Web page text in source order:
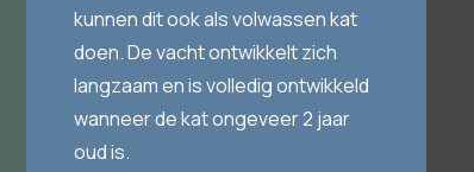
kunnen dit ook als volwassen kat
doen. De vacht ontwikkelt zich
langzaam en is volledig ontwikkeld
wanneer de kat ongeveer 2 jaar
oud is.